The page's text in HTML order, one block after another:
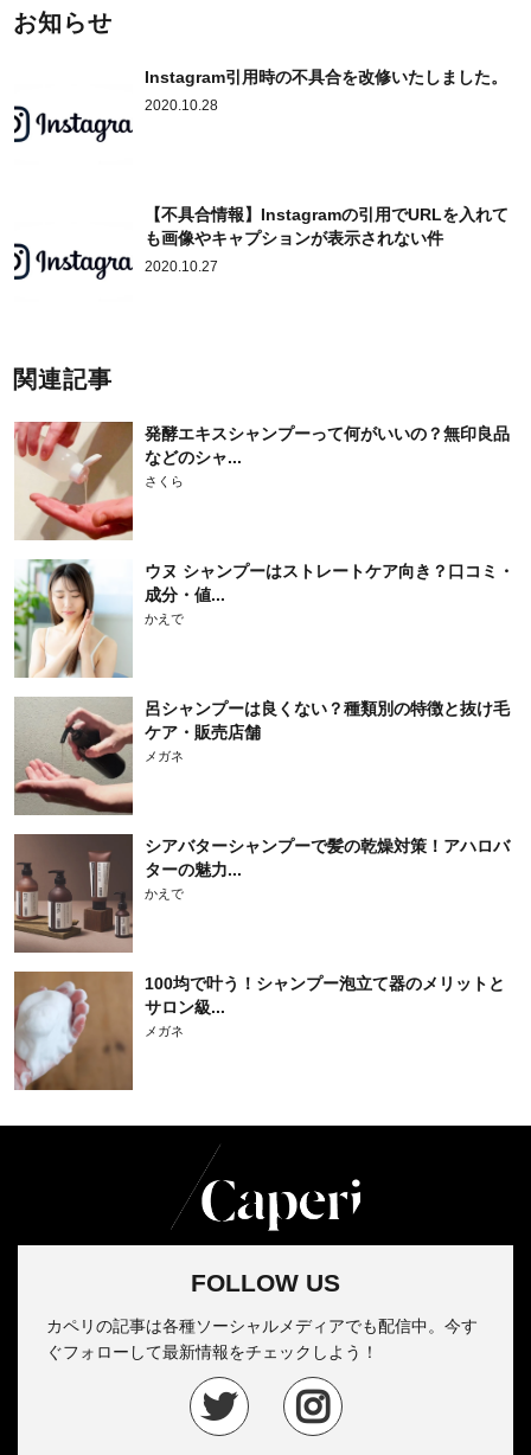
お知らせ
Instagram引用時の不具合を改修いたしました。
2020.10.28
【不具合情報】Instagramの引用でURLを入れて
も画像やキャプションが表示されない件
2020.10.27
関連記事
発酵エキスシャンプーって何がいいの？無印良品
などのシャ...
さくら
ウヌ シャンプーはストレートケア向き？口コミ・
成分・値...
かえで
呂シャンプーは良くない？種類別の特徴と抜け毛
ケア・販売店舗
メガネ
シアバターシャンプーで髪の乾燥対策！アハロバ
ターの魅力...
かえで
100均で叶う！シャンプー泡立て器のメリットと
サロン級...
メガネ
FOLLOW US
カペリの記事は各種ソーシャルメディアでも配信中。今す
ぐフォローして最新情報をチェックしよう！